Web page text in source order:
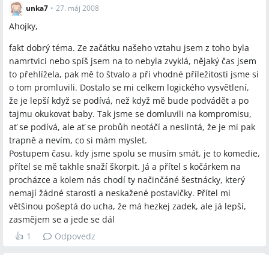
Ako riešiť kompulzívne správanie spojené s porno stránkami
alebo tajným chatovaním, keď partner popiera problém?
Spomenuté značky a firmy
McDonald's, ICQ
Spomenuté produkty a metódy
porno stránky, ICQ, SMS, rozvodové papíry
Miesta a osoby
Francie, Brno, ČR, Slovensko
unka7 • 27. máj 2008
Ahojky,
fakt dobrý téma. Ze začátku našeho vztahu jsem z toho byla
namrtvici nebo spíš jsem na to nebyla zvyklá, nějaký čas jsem
to přehlížela, pak mě to štvalo a při vhodné příležitosti jsme si
o tom promluvili. Dostalo se mi celkem logického vysvětlení,
že je lepší když se podívá, než když mě bude podvádět a po
tajmu okukovat baby. Tak jsme se domluvili na kompromisu,
ať se podívá, ale ať se probůh neotáčí a neslintá, že je mi pak
trapně a nevím, co si mám myslet.
Postupem času, kdy jsme spolu se musím smát, je to komedie,
přítel se mě takhle snaží škorpit. Já a přítel s kočárkem na
procházce a kolem nás chodí ty načinčáné šestnácky, který
nemají žádné starosti a neskažené postavičky. Přítel mi
většinou pošeptá do ucha, že má hezkej zadek, ale já lepší,
zasmějem se a jede se dál
👍 1 Odpovedz